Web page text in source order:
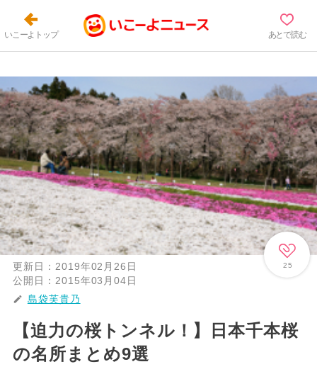
いこーよトップ あとで読む
25
更新日： 2019年02月26日
公開日： 2015年03月04日
島袋芙貴乃
【迫力の桜トンネル！】日本千本桜
の名所まとめ9選